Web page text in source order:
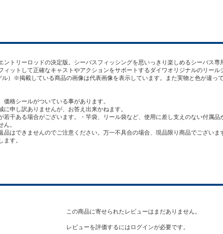
ントリーロッドの決定版。シーバスフィッシングを思いっきり楽しめるシーバス
ィットして正確なキャストやアクションをサポートするダイワオリジナルのリー
）※掲載している商品の画像は代表画像を表示しています。また実物と色が違っ
価格シールがついている事があります。
に申し訳ありませんが、お答え出来かねます。
若干ある場合がございます。・竿袋、リール袋など、使用に差し支えのない付属品
。
品はできませんのでご注意ください。万一不具合の場合、現品限り商品でございま
す。
この商品に寄せられたレビューはまだありません。
レビューを評価するには ログインが必要です。